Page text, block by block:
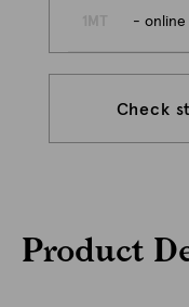
- online
Check
Product